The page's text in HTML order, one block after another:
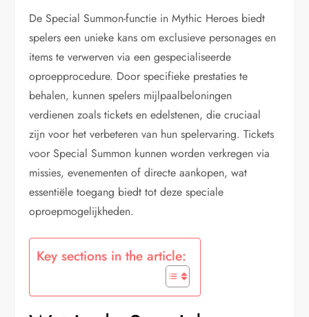
De Special Summon-functie in Mythic Heroes biedt
spelers een unieke kans om exclusieve personages en
items te verwerven via een gespecialiseerde
oproepprocedure. Door specifieke prestaties te
behalen, kunnen spelers mijlpaalbeloningen
verdienen zoals tickets en edelstenen, die cruciaal
zijn voor het verbeteren van hun spelervaring. Tickets
voor Special Summon kunnen worden verkregen via
missies, evenementen of directe aankopen, wat
essentiële toegang biedt tot deze speciale
oproepmogelijkheden.
Key sections in the article: